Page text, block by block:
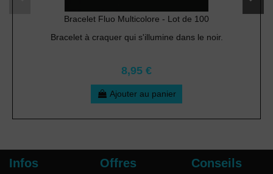
Bracelet Fluo Multicolore - Lot de 100
Bracelet à craquer qui s'illumine dans le noir.
8,95 €
Ajouter au panier
Infos Offres Conseils